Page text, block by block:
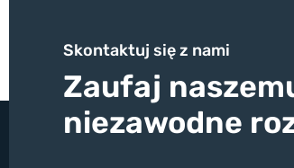
Skontaktuj się z nami
Zaufaj
niezawodne